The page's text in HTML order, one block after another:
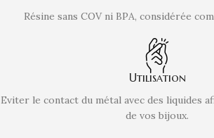
Résine sans COV ni BPA, considérée
Utilisation
Eviter le contact du métal avec des liquides
de vos bijoux.